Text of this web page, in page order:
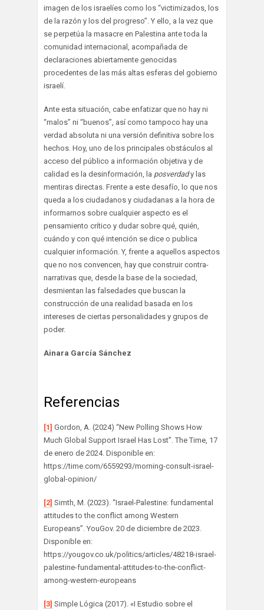
imagen de los israelíes como los “victimizados, los
de la razón y los del progreso”. Y ello, a la vez que
se perpetúa la masacre en Palestina ante toda la
comunidad internacional, acompañada de
declaraciones abiertamente genocidas
procedentes de las más altas esferas del gobierno
israelí.
Ante esta situación, cabe enfatizar que no hay ni
“malos” ni “buenos”, así como tampoco hay una
verdad absoluta ni una versión definitiva sobre los
hechos. Hoy, uno de los principales obstáculos al
acceso del público a información objetiva y de
calidad es la desinformación, la posverdady las
mentiras directas. Frente a este desafío, lo que nos
queda a los ciudadanos y ciudadanas a la hora de
informarnos sobre cualquier aspecto es el
pensamiento crítico y dudar sobre qué, quién,
cuándo y con qué intención se dice o publica
cualquier información. Y, frente a aquellos aspectos
que no nos convencen, hay que construir contra-
narrativas que, desde la base de la sociedad,
desmientan las falsedades que buscan la
construcción de una realidad basada en los
intereses de ciertas personalidades y grupos de
poder.
Ainara García Sánchez
Referencias
[1] Gordon, A. (2024) “New Polling Shows How
Much Global Support Israel Has Lost”. The Time, 17
de enero de 2024. Disponible en:
https://time.com/6559293/morning-consult-israel-
global-opinion/
[2] Simth, M. (2023). “Israel-Palestine: fundamental
attitudes to the conflict among Western
Europeans”. YouGov. 20 de diciembre de 2023.
Disponible en:
https://yougov.co.uk/politics/articles/48218-israel-
palestine-fundamental-attitudes-to-the-conflict-
among-western-europeans
[3] Simple Lógica (2017). «I Estudio sobre el